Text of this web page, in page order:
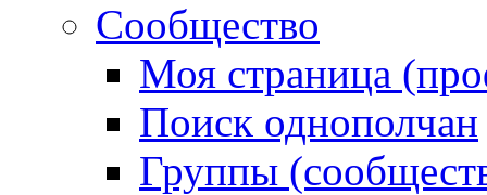
Сообщество
Моя страница
Поиск однополчан
Группы